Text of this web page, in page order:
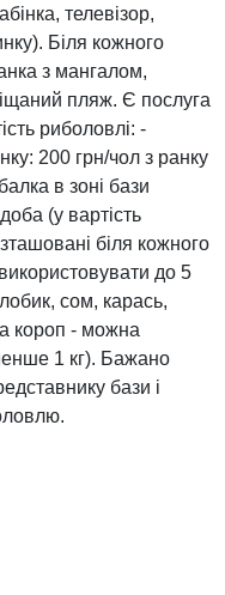
телевізор,
Біля кожного
з мангалом,
пляж. Є послуга
риболовлі: -
200 грн/чол з ранку
в зоні бази
(у вартість
біля кожного
до 5
сом, карась,
короп - можна
1 кг). Бажано
бази і